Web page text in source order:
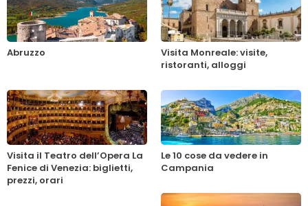
Abruzzo
Visita Monreale: visite,
ristoranti, alloggi
Visita il Teatro dell’Opera La
Fenice di Venezia: biglietti,
prezzi, orari
Le 10 cose da vedere in
Campania